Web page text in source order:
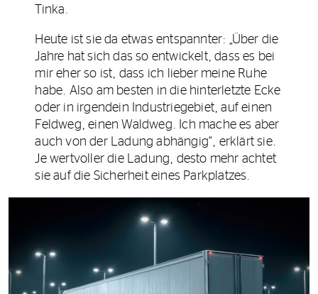
Tinka.
Heute ist sie da etwas entspannter: „Über die
Jahre hat sich das so entwickelt, dass es bei
mir eher so ist, dass ich lieber meine Ruhe
habe. Also am besten in die hinterletzte Ecke
oder in irgendein Industriegebiet, auf einen
Feldweg, einen Waldweg. Ich mache es aber
auch von der Ladung abhängig“, erklärt sie.
Je wertvoller die Ladung, desto mehr achtet
sie auf die Sicherheit eines Parkplatzes.